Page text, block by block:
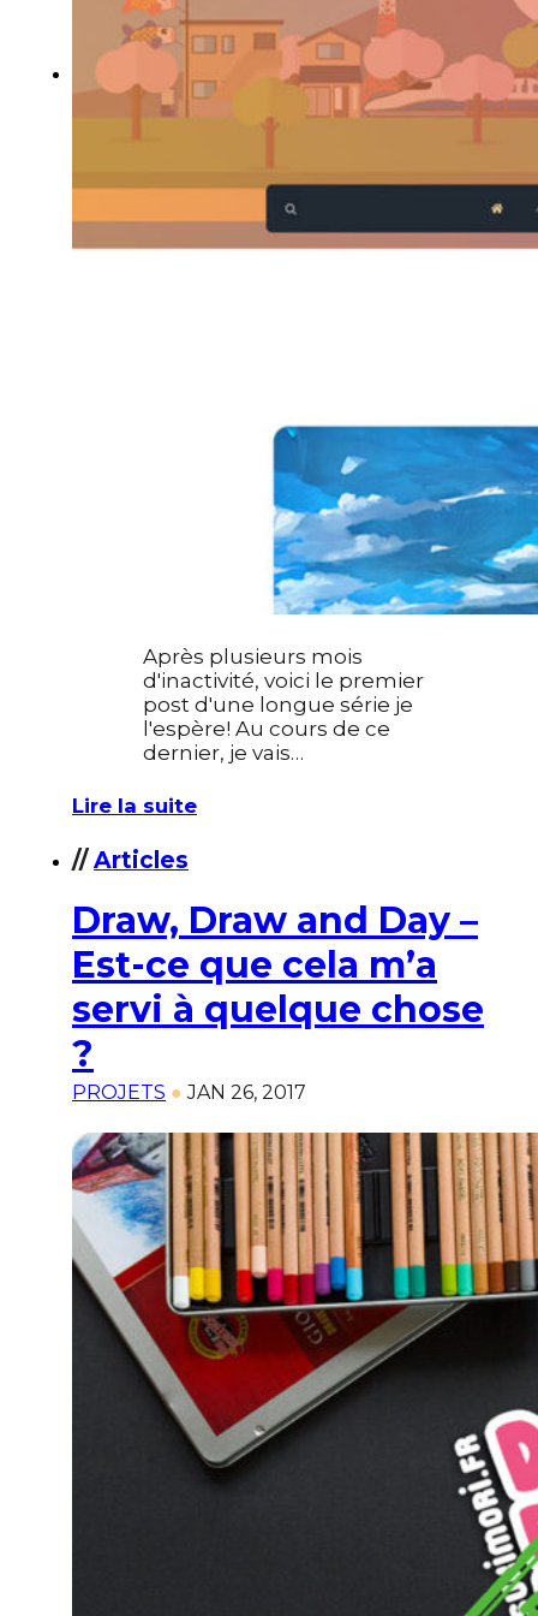
Photomontage
Typographie
UI – UX
À PROPOS
Après plusieurs mois
d'inactivité, voici le premier
post d'une longue série je
l'espère! Au cours de ce
dernier, je vais…
Lire la suite
//Articles
Draw, Draw and Day –
Est-ce que cela m’a
servi à quelque chose
?
PROJETS ● JAN 26, 2017